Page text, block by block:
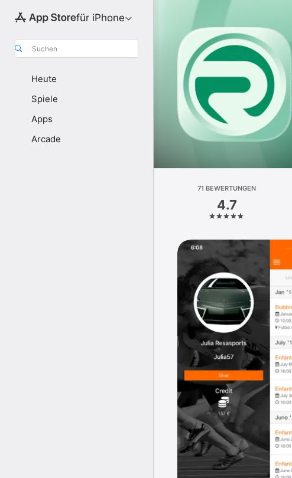
für iPhone
Suchen
Heute
Spiele
Apps
Arcade
71 BEWERTUNGEN
4.7